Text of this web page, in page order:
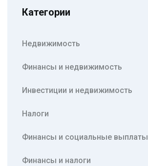
Категории
Недвижимость
Финансы и недвижимость
Инвестиции и недвижимость
Налоги
Финансы и социальные выплаты
Финансы и налоги